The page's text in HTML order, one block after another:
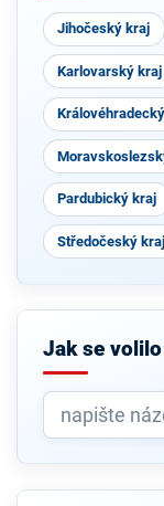
Jihočeský kraj
Karlovarský kraj
Pardubický kraj
Středočeský kraj
Jak se